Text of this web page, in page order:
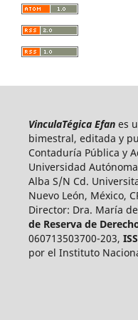
VinculaTégica Efanes
bimestral, editada y
Contaduría Pública y
Universidad
Alba S/N Cd.
Nuevo León, México,
Director: Dra. María
de Reserva de
060713503700-203,
por el Instituto